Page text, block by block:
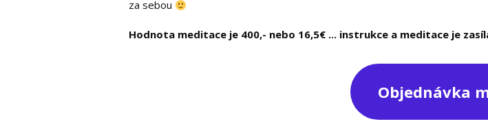
za sebou
Hodnota meditace je 400,- nebo 16,5€ ... instrukce a meditace je
Objednávka